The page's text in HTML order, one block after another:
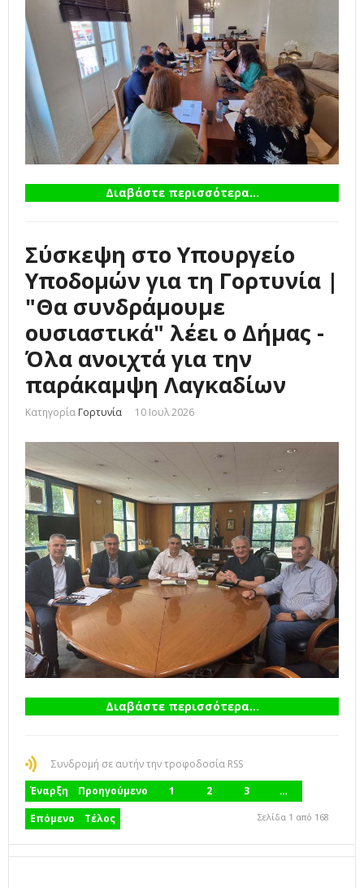
Διαβάστε περισσότερα...
Σύσκεψη στο Υπουργείο
Υποδομών για τη Γορτυνία |
"Θα συνδράμουμε
ουσιαστικά" λέει ο Δήμας -
Όλα ανοιχτά για την
παράκαμψη Λαγκαδίων
Κατηγορία Γορτυνία 10 Ιουλ 2026
Διαβάστε περισσότερα...
Συνδρομή σε αυτήν την τροφοδοσία RSS
Έναρξη
Προηγούμενο 1 2 3
…
Επόμενο
Τέλος Σελίδα 1 από 168